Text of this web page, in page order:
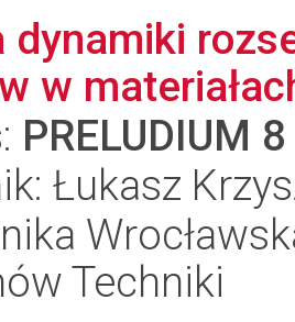
dynamiki
w
PRELUDIUM 8
Łukasz
Techniki